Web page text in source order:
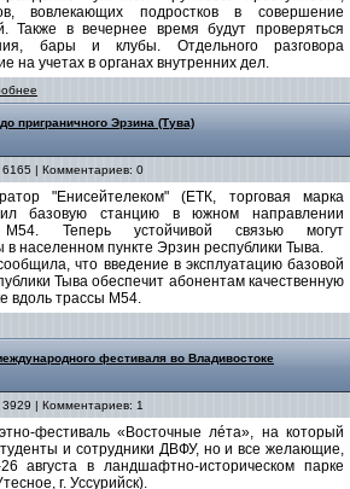
вовлекающих подростков в совершение
Также в вечернее время будут проверяться
бары и клубы. Отдельного разговора
на учетах в органах внутренних дел.
приграничного Эрзина (Тува)
6165 | Комментариев: 0
"Енисейтелеком" (ЕТК, торговая марка
базовую станцию в южном направлении
Теперь устойчивой связью могут
в населенном пункте Эрзин республики Тыва.
что введение в эксплуатацию базовой
Тыва обеспечит абонентам качественную
вдоль трассы М54.
фестиваля во Владивостоке
3929 | Комментариев: 1
фестиваль «Восточные лéта», на который
и сотрудники ДВФУ, но и все желающие,
августа в ландшафтно-историческом парке
г. Уссурийск).